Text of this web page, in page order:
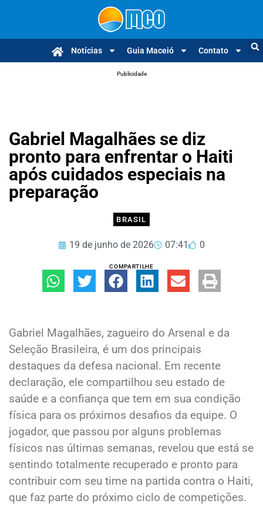
Notícias Guia Maceió Contato
Publicidade
Gabriel Magalhães se diz
pronto para enfrentar o Haiti
após cuidados especiais na
preparação
BRASIL
19 de junho de 2026 07:41 0
COMPARTILHE
Gabriel Magalhães, zagueiro do Arsenal e da
Seleção Brasileira, é um dos principais
destaques da defesa nacional. Em recente
declaração, ele compartilhou seu estado de
saúde e a confiança que tem em sua condição
física para os próximos desafios da equipe. O
jogador, que passou por alguns problemas
físicos nas últimas semanas, revelou que está se
sentindo totalmente recuperado e pronto para
contribuir com seu time na partida contra o Haiti,
que faz parte do próximo ciclo de competições.